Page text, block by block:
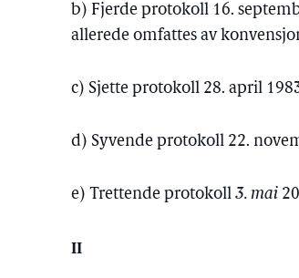
b) Fjerde protokoll 16.
allerede omfattes av
c) Sjette protokoll 28. april
d) Syvende protokoll 22.
e) Trettende protokoll3. mai
II